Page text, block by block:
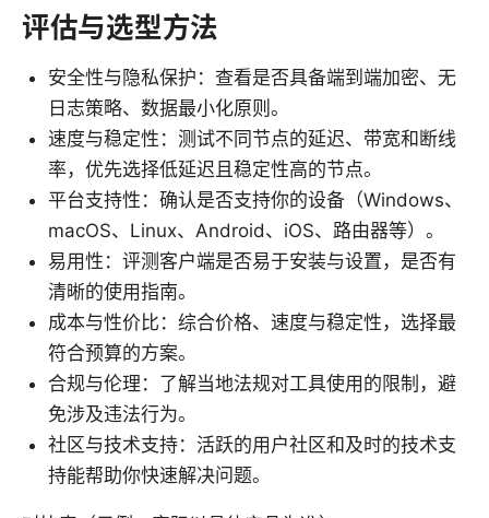
评估与选型方法
安全性与隐私保护：查看是否具备端到端加密、无
日志策略、数据最小化原则。
速度与稳定性：测试不同节点的延迟、带宽和断线
率，优先选择低延迟且稳定性高的节点。
平台支持性：确认是否支持你的设备（Windows、
macOS、Linux、Android、iOS、路由器等）。
易用性：评测客户端是否易于安装与设置，是否有
清晰的使用指南。
成本与性价比：综合价格、速度与稳定性，选择最
符合预算的方案。
合规与伦理：了解当地法规对工具使用的限制，避
免涉及违法行为。
社区与技术支持：活跃的用户社区和及时的技术支
持能帮助你快速解决问题。